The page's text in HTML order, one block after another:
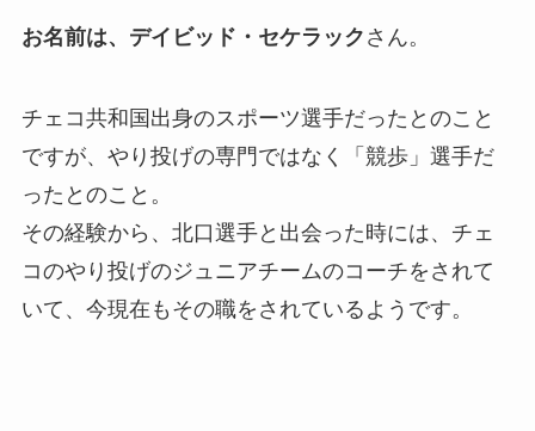
お名前は、デイビッド・セケラック さん。
チェコ共和国出身のスポーツ選手だったとのこと
ですが、やり投げの専門ではなく「競歩」選手だ
ったとのこと。
その経験から、北口選手と出会った時には、チェ
コのやり投げのジュニアチームのコーチをされて
いて、今現在もその職をされているようです。